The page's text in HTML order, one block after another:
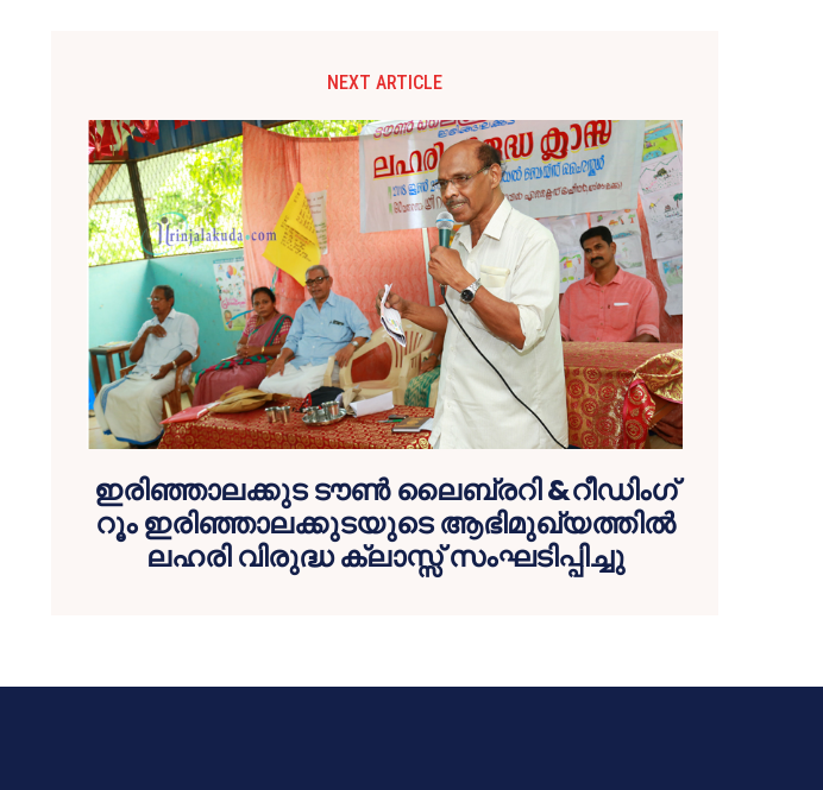
NEXT ARTICLE
ഇരിഞ്ഞാലക്കുട ടൗണ്‍ ലൈബ്രറി &റീഡിംഗ്
റൂം ഇരിഞ്ഞാലക്കുടയുടെ ആഭിമുഖ്യത്തില്‍
ലഹരി വിരുദ്ധ ക്ലാസ്സ് സംഘടിപ്പിച്ചു